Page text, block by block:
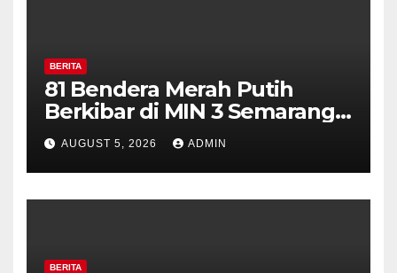
BERITA
81 Bendera Merah Putih
Berkibar di MIN 3 Semarang,
Bhabinkamtibmas Desa
Timpik Hadiri Peringatan
HUT ke-81 Kemerdekaan RI
AUGUST 5, 2026 ADMIN
BERITA